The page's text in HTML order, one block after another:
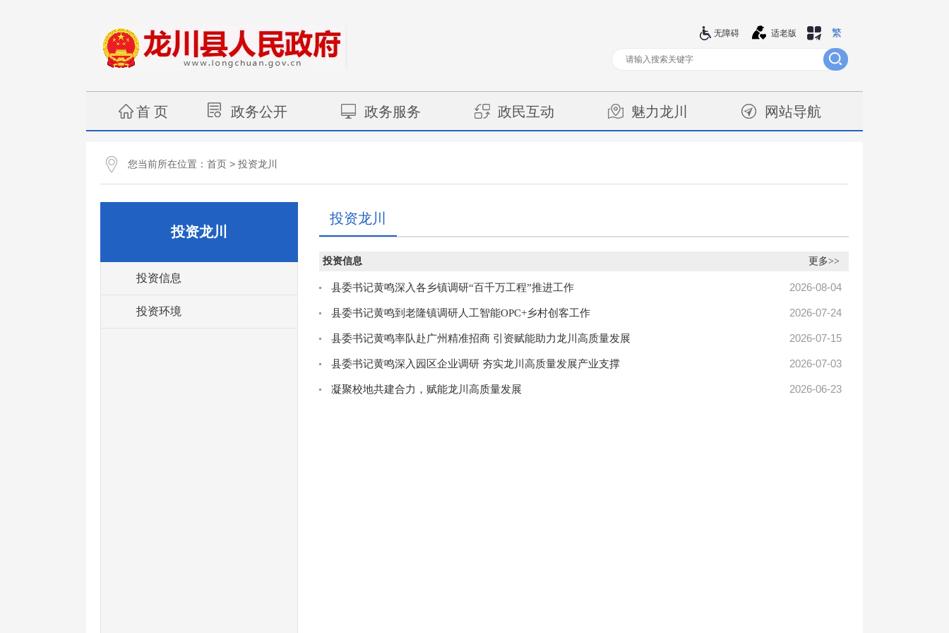
繁
适老版
无障碍
首 页 政务公开 政务服务 政民互动 魅力龙川 网站导航
您当前所在位置： 首页 > 投资龙川
投资龙川
投资信息
投资环境
投资龙川
投资信息 更多>>
县委书记黄鸣深入各乡镇调研“百千万工程”推进工作 2026-08-04
县委书记黄鸣到老隆镇调研人工智能OPC+乡村创客工作 2026-07-24
县委书记黄鸣率队赴广州精准招商 引资赋能助力龙川高质量发展 2026-07-15
县委书记黄鸣深入园区企业调研 夯实龙川高质量发展产业支撑 2026-07-03
凝聚校地共建合力，赋能龙川高质量发展 2026-06-23